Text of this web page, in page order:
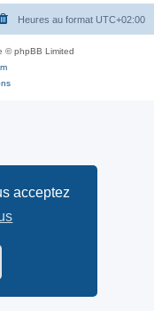
acceptez
Heures au format UTC+02:00
© phpBB Limited